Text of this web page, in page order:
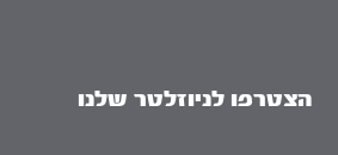
הצטרפו לניוזלטר שלנו